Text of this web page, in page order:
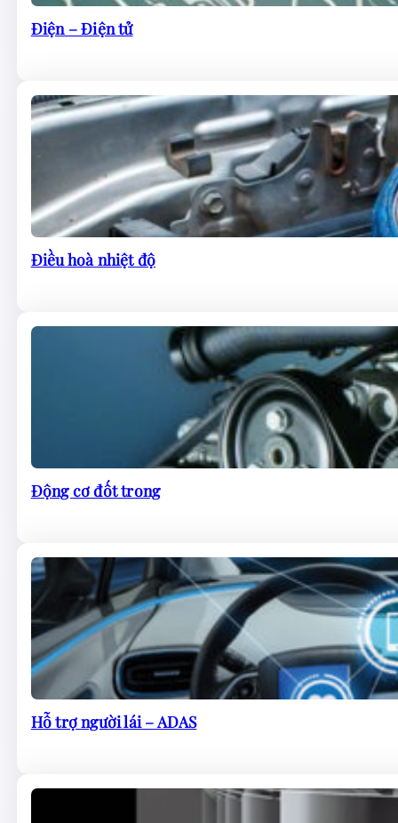
Điện – Điện tử
Điều hoà nhiệt độ
Động cơ đốt trong
Hỗ trợ người lái – ADAS